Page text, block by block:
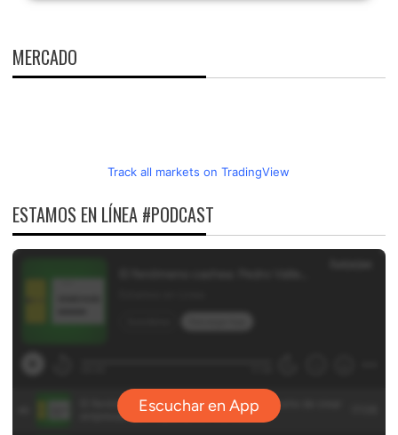
MERCADO
Track all markets on TradingView
ESTAMOS EN LÍNEA #PODCAST